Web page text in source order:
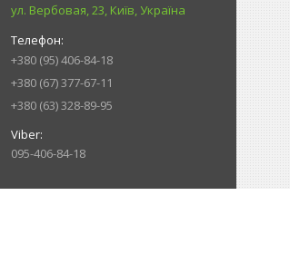
ул. Вербовая, 23, Київ, Україна
+380 (95) 406-84-18
+380 (67) 377-67-11
+380 (63) 328-89-95
095-406-84-18